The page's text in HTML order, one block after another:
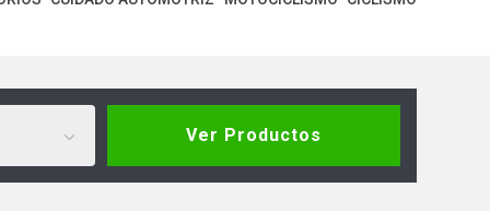
Ver Productos